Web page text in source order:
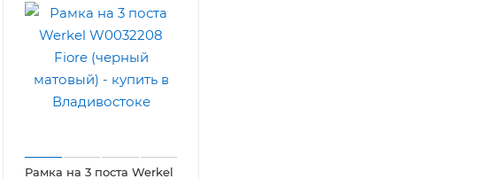
Рамка на 3 поста Werkel